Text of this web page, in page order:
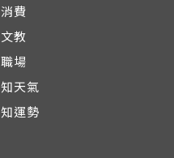
消費
文教
職場
知天氣
知運勢